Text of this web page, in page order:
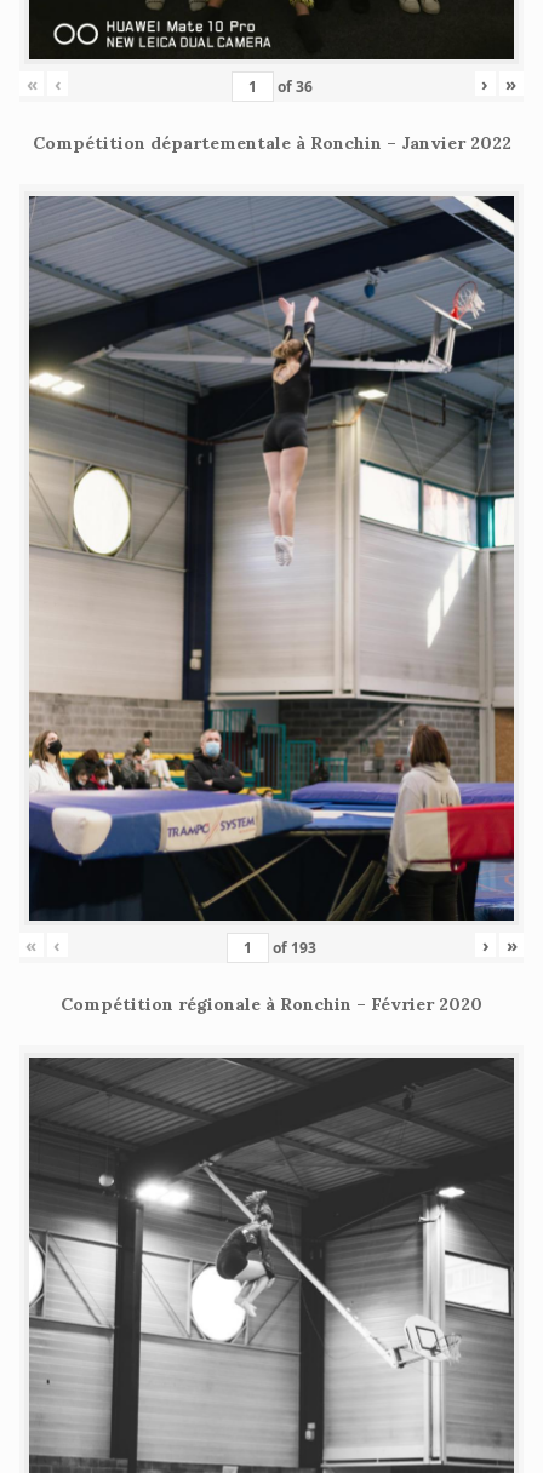
« ‹ of36 › »
Compétition départementale à Ronchin – Janvier 2022
« ‹ of 193 › »
Compétition régionale à Ronchin – Février 2020